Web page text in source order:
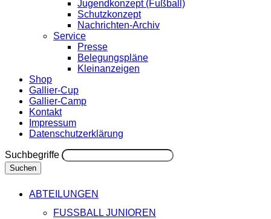
Jugendkonzept (Fußball)
Schutzkonzept
Nachrichten-Archiv
Service
Presse
Belegungspläne
Kleinanzeigen
Shop
Gallier-Cup
Gallier-Camp
Kontakt
Impressum
Datenschutzerklärung
Suchbegriffe
Suchen
ABTEILUNGEN
FUSSBALL JUNIOREN